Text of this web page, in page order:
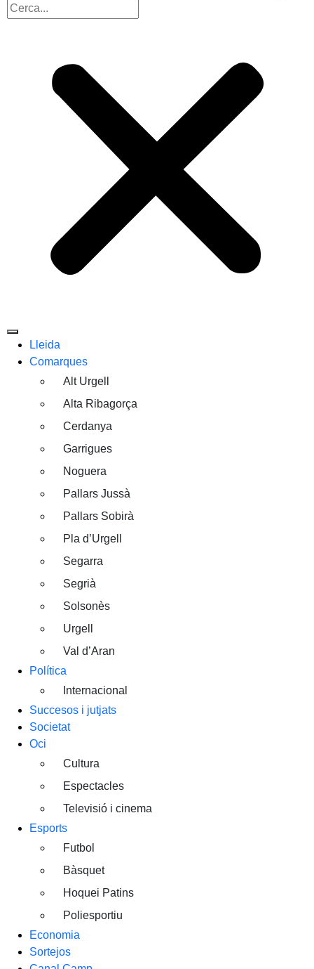
Lleida
Comarques
Alt Urgell
Alta Ribagorça
Cerdanya
Garrigues
Noguera
Pallars Jussà
Pallars Sobirà
Pla d’Urgell
Segarra
Segrià
Solsonès
Urgell
Val d’Aran
Política
Internacional
Succesos i jutjats
Societat
Oci
Cultura
Espectacles
Televisió i cinema
Esports
Futbol
Bàsquet
Hoquei Patins
Poliesportiu
Economia
Sortejos